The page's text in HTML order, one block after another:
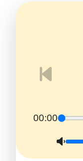
00:00